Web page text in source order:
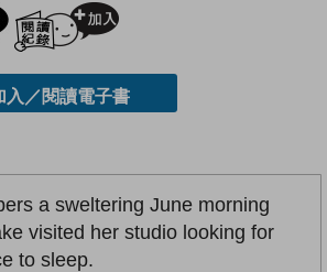
試閲
入／閱讀電子書
a sweltering June morning
visited her studio looking for
to sleep.